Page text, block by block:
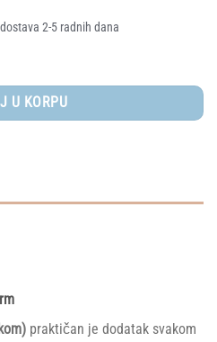
2-5 radnih dana
količina
U KORPU
praktičan je dodatak svakom